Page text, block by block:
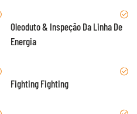
Oleoduto & Inspeção Da Linha De
Energia
Fighting Fighting